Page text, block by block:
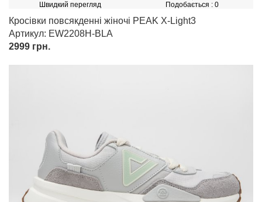
Швидкий перегляд Подобається : 0
Кросівки повсякденні жіночі PEAK X-Light3
Артикул: EW2208H-BLA
2999 грн.